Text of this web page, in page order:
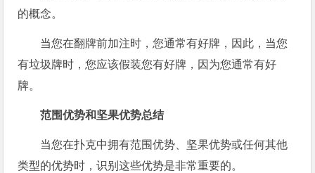
的概念。
当您在翻牌前加注时，您通常有好牌，因此，当您
有垃圾牌时，您应该假装您有好牌，因为您通常有好
牌。
范围优势和坚果优势总结
当您在扑克中拥有范围优势、坚果优势或任何其他
类型的优势时，识别这些优势是非常重要的。